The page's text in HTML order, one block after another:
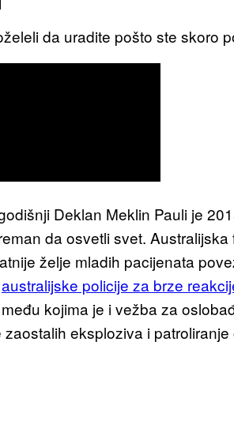
da uradite pošto ste skoro
Deklan Meklin Pauli je
da osvetli svet.
želje mladih pacijenata
australijske policije za brze
kojima je i vežba za
zaostalih eksploziva i